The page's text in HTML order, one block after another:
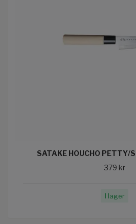
SATAKE HOUCHO PETTY/
379 kr
I lager